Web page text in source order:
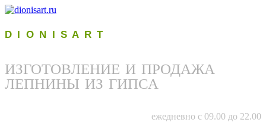
D I O N I S A R T
ИЗГОТОВЛЕНИЕ И ПРОДАЖА
ЛЕПНИНЫ ИЗ ГИПСА
ежедневно с 09.00 до 22.00